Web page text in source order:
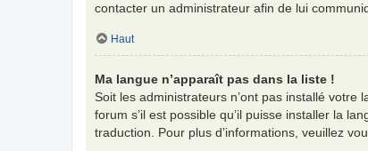
contacter un administrateur afin de lui
Haut
Ma langue n’apparaît pas dans la liste !
Soit les administrateurs n’ont pas installé
forum s’il est possible qu’il puisse installer la
traduction. Pour plus d’informations, veuillez